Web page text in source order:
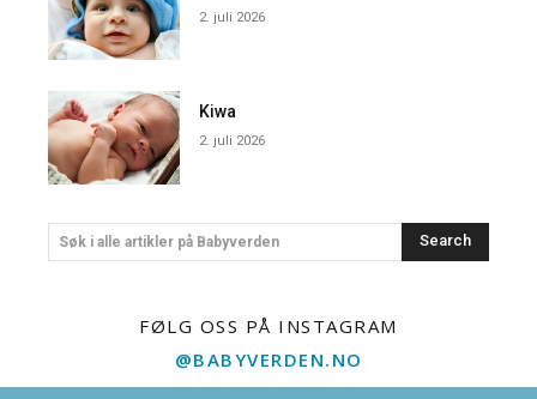
2. juli 2026
Kiwa
2. juli 2026
Søk i alle artikler på Babyverden Search
FØLG OSS PÅ INSTAGRAM
@BABYVERDEN.NO